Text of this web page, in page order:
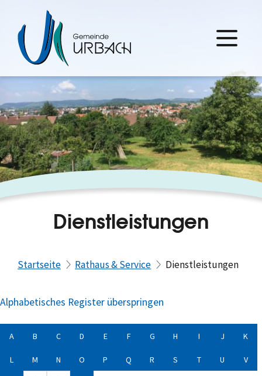
Dienstleistungen
Startseite Rathaus & Service Dienstleistungen
Alphabetisches Register überspringen
A B C D E F G H I J K
L M N O P Q R S T U V